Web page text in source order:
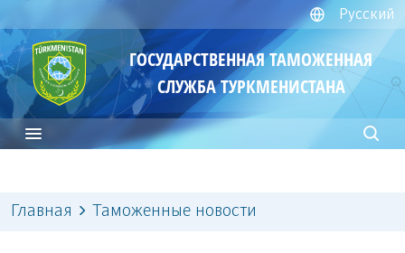
Русский
ГОСУДАРСТВЕННАЯ ТАМОЖЕННАЯ
СЛУЖБА ТУРКМЕНИСТАНА
Главная Таможенные новости